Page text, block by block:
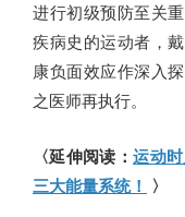
进行初级预防至关
疾病史的运动者，
康负面效应作深入
之医师再执行。
〈延伸阅读：运动
三大能量系统！ 〉